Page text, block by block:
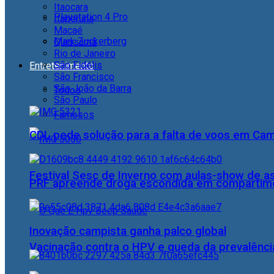
Playstation 4 Pro
Mark Zuckerberg
Entretenimento
Todos
Famosos
Festival Sesc de Inverno com aulas-show de
Vacinação contra o HPV e queda da
Itaocara
Itaperuna
Macaé
Quissamã
Rio de Janeiro
São Fidélis
São Francisco
São João da Barra
São Paulo
CDL pede solução para a falta de voos em
PRF apreende droga escondida em
Inovação campista ganha palco global